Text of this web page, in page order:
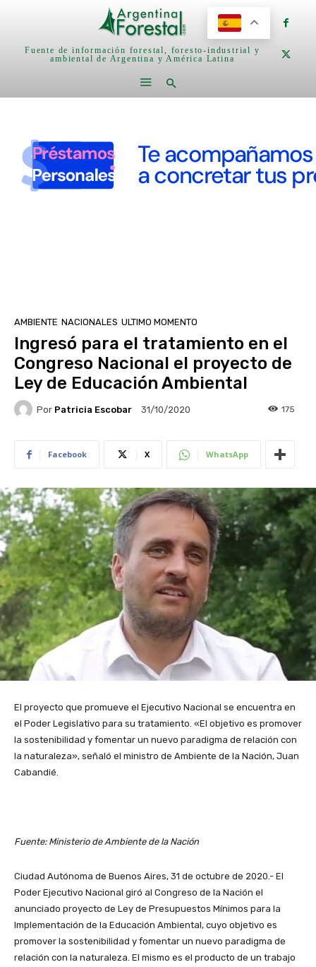
Fuente de información forestal, foresto-industrial y
ambiental de Argentina y América Latina
AMBIENTE NACIONALES ULTIMO MOMENTO
Ingresó para el tratamiento en el
Congreso Nacional el proyecto de
Ley de Educación Ambiental
Por Patricia Escobar 31/10/2020 175
Facebook X WhatsApp
El proyecto que promueve el Ejecutivo Nacional se encuentra en
el Poder Legislativo para su tratamiento. «El objetivo es promover
la sostenibilidad y fomentar un nuevo paradigma de relación con
la naturaleza», señaló el ministro de Ambiente de la Nación, Juan
Cabandié.
Fuente: Ministerio de Ambiente de la Nación
Ciudad Autónoma de Buenos Aires, 31 de octubre de 2020.- El
Poder Ejecutivo Nacional giró al Congreso de la Nación el
anunciado proyecto de Ley de Presupuestos Mínimos para la
Implementación de la Educación Ambiental, cuyo objetivo es
promover la sostenibilidad y fomentar un nuevo paradigma de
relación con la naturaleza. El mismo es el producto de un trabajo